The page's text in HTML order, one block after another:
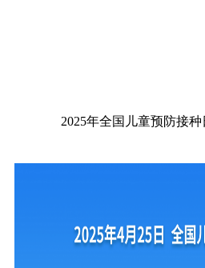
2025年全国儿童预防接